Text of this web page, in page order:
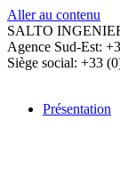
Aller au contenu
SALTO
Agence Sud-Est:
Siège social: +33
Présentation